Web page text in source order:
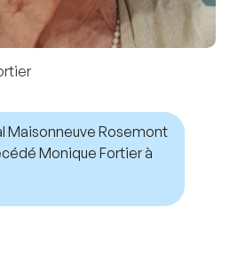
Maisonneuve Rosemont
Monique Fortier à